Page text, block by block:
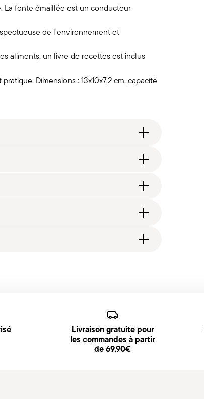
La fonte émaillée est un conducteur
de l'environnement et
aliments, un livre de recettes est inclus
Dimensions : 13x10x7,2 cm, capacité
vous recevrez un lien de suivi pour suivre la
et peut être sélectionnée lors du
Livraison gratuite pour
les commandes à partir
de 69,90€